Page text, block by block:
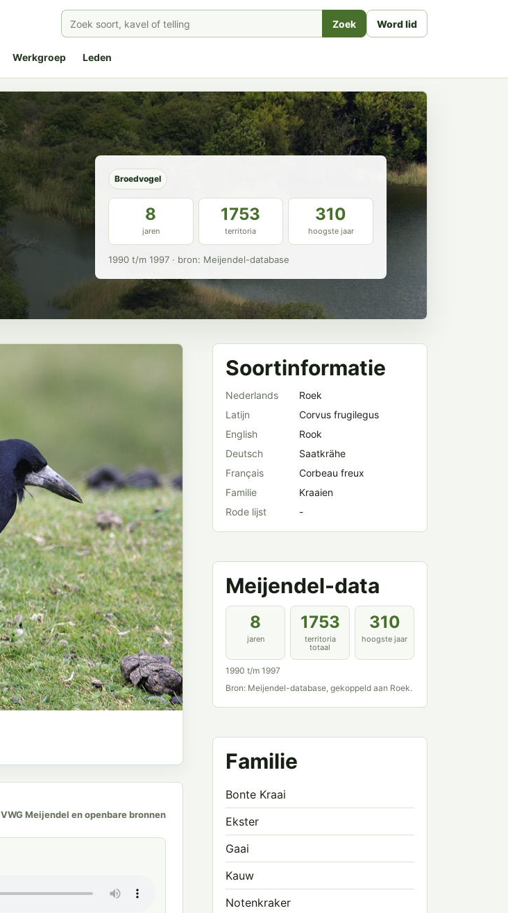
Zoek Word lid
Werkgroep Leden
Broedvogel
8
jaren
1753
territoria
310
hoogste jaar
1990 t/m 1997 · bron: Meijendel-database
VWG Meijendel en openbare bronnen
Soortinformatie
Nederlands
Roek
Latijn
Corvus frugilegus
English
Rook
Deutsch
Saatkrähe
Français
Corbeau freux
Familie
Kraaien
Rode lijst
-
Meijendel-data
8
jaren
1753
territoria
totaal
310
hoogste jaar
1990 t/m 1997
Bron: Meijendel-database, gekoppeld aan Roek.
Familie
Bonte Kraai
Ekster
Gaai
Kauw
Notenkraker